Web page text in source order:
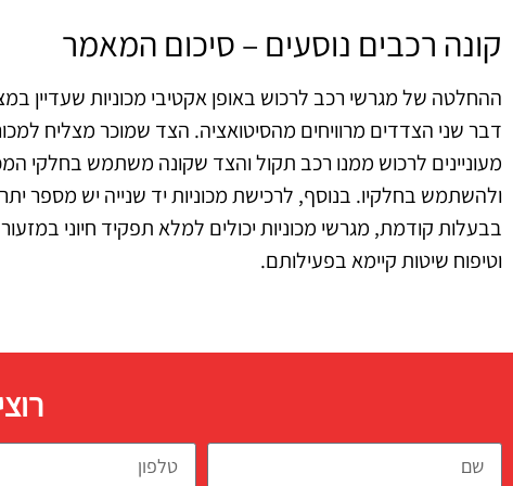
קונה רכבים נוסעים – סיכום המאמר
ההחלטה של מגרשי רכב לרכוש באופן אקטיבי מכוניות שעדיין
דבר שני הצדדים מרוויחים מהסיטואציה. הצד שמוכר מצליח
מעוניינים לרכוש ממנו רכב תקול והצד שקונה משתמש בחלקי
ולהשתמש בחלקיו. בנוסף, לרכישת מכוניות יד שנייה יש מספר
בבעלות קודמת, מגרשי מכוניות יכולים למלא תפקיד חיוני
וטיפוח שיטות קיימא בפעילותם.